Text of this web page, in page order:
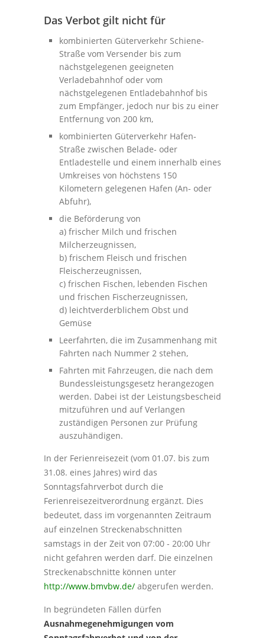
Das Verbot gilt nicht für
kombinierten Güterverkehr Schiene-
Straße vom Versender bis zum
nächstgelegenen geeigneten
Verladebahnhof oder vom
nächstgelegenen Entladebahnhof bis
zum Empfänger, jedoch nur bis zu einer
Entfernung von 200 km,
kombinierten Güterverkehr Hafen-
Straße zwischen Belade- oder
Entladestelle und einem innerhalb eines
Umkreises von höchstens 150
Kilometern gelegenen Hafen (An- oder
Abfuhr),
die Beförderung von
a) frischer Milch und frischen
Milcherzeugnissen,
b) frischem Fleisch und frischen
Fleischerzeugnissen,
c) frischen Fischen, lebenden Fischen
und frischen Fischerzeugnissen,
d) leichtverderblichem Obst und
Gemüse
Leerfahrten, die im Zusammenhang mit
Fahrten nach Nummer 2 stehen,
Fahrten mit Fahrzeugen, die nach dem
Bundessleistungsgesetz herangezogen
werden. Dabei ist der Leistungsbescheid
mitzuführen und auf Verlangen
zuständigen Personen zur Prüfung
auszuhändigen.
In der Ferienreisezeit (vom 01.07. bis zum
31.08. eines Jahres) wird das
Sonntagsfahrverbot durch die
Ferienreisezeitverordnung ergänzt. Dies
bedeutet, dass im vorgenannten Zeitraum
auf einzelnen Streckenabschnitten
samstags in der Zeit von 07:00 - 20:00 Uhr
nicht gefahren werden darf. Die einzelnen
Streckenabschnitte können unter
http://www.bmvbw.de/ abgerufen werden.
In begründeten Fällen dürfen
Ausnahmegenehmigungen vom